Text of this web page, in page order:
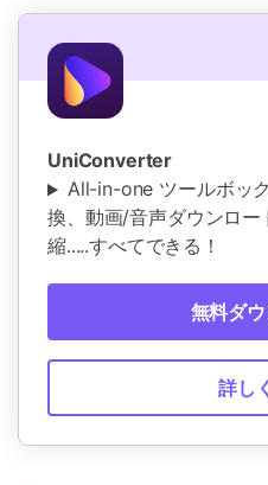
UniConverter
All-in-one ツールボッ
換、動画/音声ダウンロ
縮.....すべてできる！
無料ダ
詳し